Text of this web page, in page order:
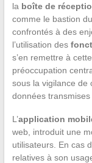
la boîte de
comme le bastion
confrontés à des
l’utilisation des
s’en remettre à
préoccupation
sous la vigilance de
données transmises
L’application
web, introduit une
utilisateurs. En cas
relatives à son